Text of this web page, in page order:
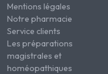
Mentions légales
Notre pharmacie
Service clients
Les préparations
magistrales et
homéopathiques